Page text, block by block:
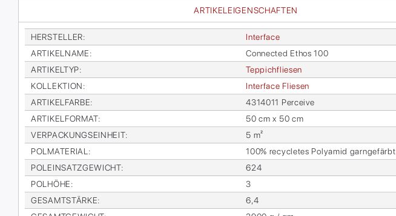
ARTIKELEIGENSCHAFTEN
HER­STEL­LER:
In­ter­face
AR­TI­KEL­NA­ME:
Con­nec­ted Ethos 100
AR­TI­KEL­TYP:
Tep­pich­flie­sen
KOL­LEK­TI­ON:
In­ter­face Flie­sen
AR­TI­KEL­FAR­BE:
4314011 Per­cei­ve
AR­TI­KEL­FOR­MAT:
50 cm x 50 cm
VER­PA­CKUNGS­EIN­HEIT:
5 m²
POL­MA­TE­RI­AL:
100% re­cy­cle­tes Po­ly­amid garn­ge­färbt
POL­EIN­SATZ­GE­WICHT:
624
POL­HÖ­HE:
3
GE­SAMT­STÄR­KE:
6,4